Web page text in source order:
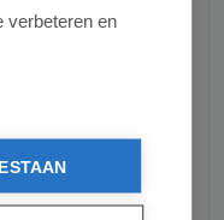
stofvrij
een proper en
verbeteren en